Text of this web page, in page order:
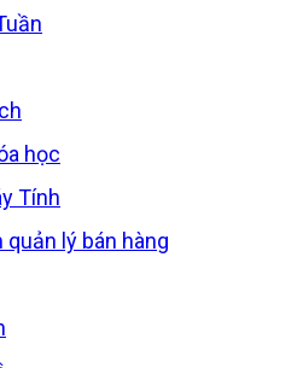
học
Tính
quản lý bán hàng